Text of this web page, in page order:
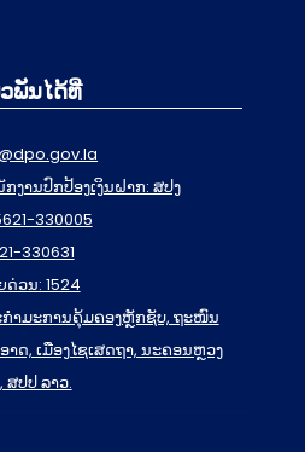
ພັນໄດ້ທີ່
ງານປົກປ້ອງເງິນຝາກ: ສປງ
330005
330631
ດ່ວນ: 1524
ຳມະການຄຸ້ມຄອງຫຼັກຊັບ, ຖະໜົນ
ດ, ເມືອງໄຊເສດຖາ, ນະຄອນຫຼວງ
ສປປ ລາວ.